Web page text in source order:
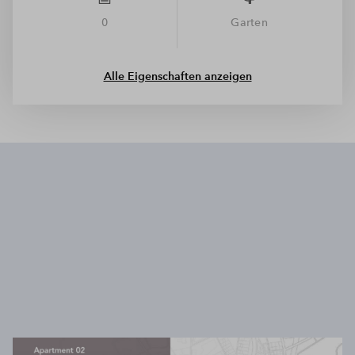
0 Garten
Alle Eigenschaften anzeigen